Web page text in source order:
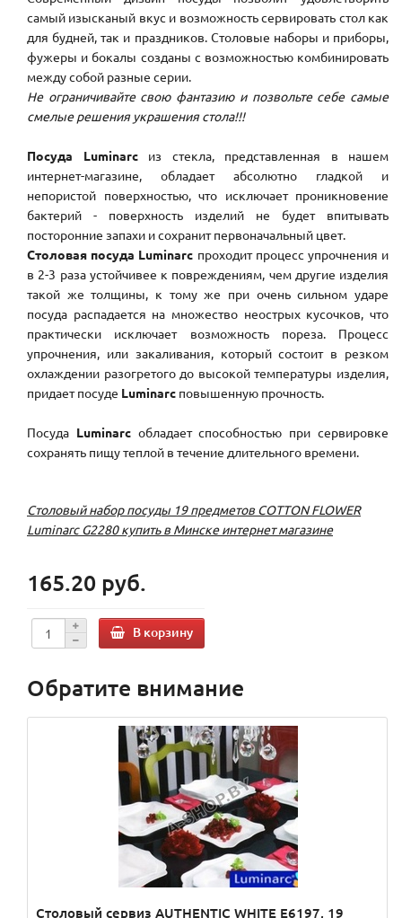
самый изысканый вкус и возможность сервировать стол как
для будней, так и праздников. Столовые наборы и приборы,
фужеры и бокалы созданы с возможностью комбинировать
между собой разные серии.
Не ограничивайте свою фантазию и позвольте себе самые
смелые решения украшения стола!!!
Посуда Luminarcиз стекла, представленная в нашем
интернет-магазине, обладает абсолютно гладкой и
непористой поверхностью, что исключает проникновение
бактерий - поверхность изделий не будет впитывать
посторонние запахи и сохранит первоначальный цвет.
Столовая посуда Luminarc проходит процесс упрочнения и
в 2-3 раза устойчивее к повреждениям, чем другие изделия
такой же толщины, к тому же при очень сильном ударе
посуда распадается на множество неострых кусочков, что
практически исключает возможность пореза. Процесс
упрочнения, или закаливания, который состоит в резком
охлаждении разогретого до высокой температуры изделия,
придает посуде Luminarc повышенную прочность.
Посуда Luminarcобладает способностью при сервировке
сохранять пищу теплой в течение длительного времени.
Столовый набор посуды 19 предметов COTTON FLOWER
Luminarc G2280 купить в Минске интернет магазине
165.20 руб.
В корзину
Обратите внимание
Столовый сервиз AUTHENTIC WHITE E6197, 19